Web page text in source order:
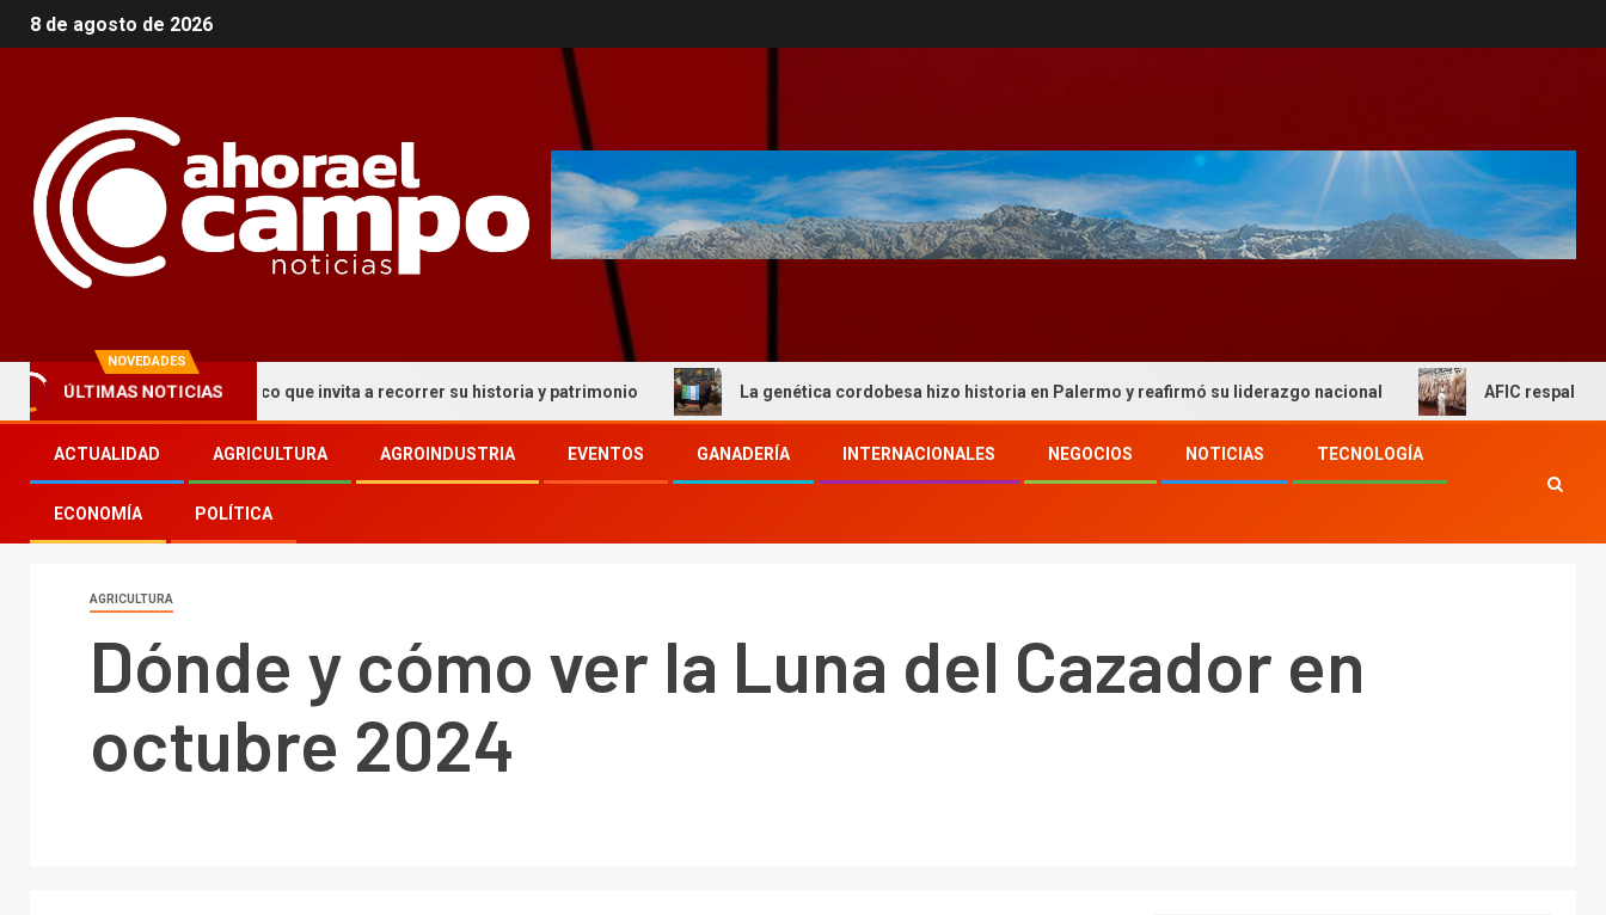
8 de agosto de 2026
NOVEDADES
ÚLTIMAS NOTICIAS
un circuito turístico que invita a recorrer su historia y patrimonio La genética cordobesa hizo historia en Palermo y reafirmó su liderazgo nacional AFIC respaldo al actual
ACTUALIDAD AGRICULTURA AGROINDUSTRIA EVENTOS GANADERÍA INTERNACIONALES NEGOCIOS NOTICIAS TECNOLOGÍA
ECONOMÍA POLÍTICA
AGRICULTURA
Dónde y cómo ver la Luna del Cazador en
octubre 2024